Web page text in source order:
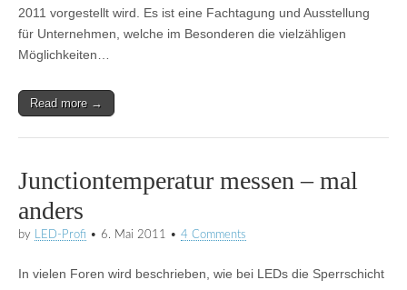
2011 vorgestellt wird. Es ist eine Fachtagung und Ausstellung
für Unternehmen, welche im Besonderen die vielzähligen
Möglichkeiten…
Read more →
Junctiontemperatur messen – mal
anders
by LED-Profi • 6. Mai 2011 • 4 Comments
In vielen Foren wird beschrieben, wie bei LEDs die Sperrschicht